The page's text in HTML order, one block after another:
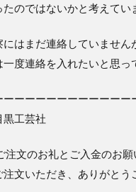
のではないかと考えてい
にはまだ連絡していません
度連絡を入れたいと思っ
ーーーーーーーーーーーー
黒工芸社
文のお礼とご入金のお願
注文いただき、ありがとう